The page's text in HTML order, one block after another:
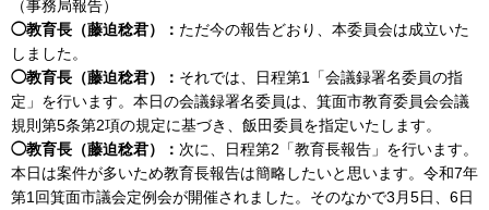
（事務局報告）
◯教育長（藤迫稔君）： ただ今の報告どおり、本委員会は成立いた
しました。
◯教育長（藤迫稔君）： それでは、日程第1「会議録署名委員の指
定」を行います。本日の会議録署名委員は、箕面市教育委員会会議
規則第5条第2項の規定に基づき、飯田委員を指定いたします。
◯教育長（藤迫稔君）： 次に、日程第2「教育長報告」を行います。
本日は案件が多いため教育長報告は簡略したいと思います。令和7年
第1回箕面市議会定例会が開催されました。そのなかで3月5日、6日